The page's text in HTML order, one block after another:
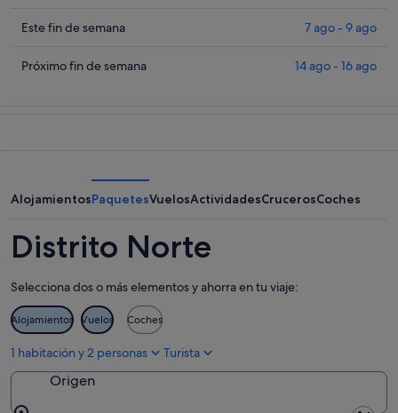
Distrito
para
ago
precios
Distrito
7
-
8
Comprueba
precios
de
7
ago
9
ago
Este fin de semana 7 ago - 9 ago
Comprueba
el
fin
de
14
ago
-
16
Próximo fin de semana 14 ago - 16 ago
AlojamientosPaquetesVuelosActividadesCrucerosCoches
Distrito Norte
Selecciona dos o más elementos y ahorra en tu viaje:
Alojamientos Vuelos Coches
1 habitación y 2 personas Turista
Origen